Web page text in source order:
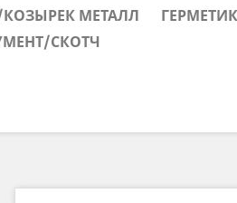
МЕТАЛЛ
СКОТЧ